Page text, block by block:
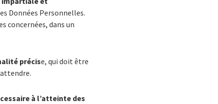
Données Personnelles.
concernées, dans un
précise, qui doit être
à l’atteinte des